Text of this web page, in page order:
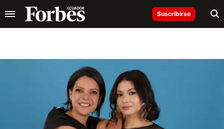
Suscribirse